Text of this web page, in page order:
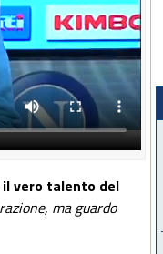
vero talento del
ma guardo